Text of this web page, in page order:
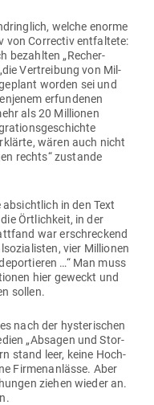
welche enorme
von Cor­rectiv ent­faltete:
bezahlten „Recher­
Ver­treibung von Mil­
worden sei und
erfun­denen
als 20 Mil­lionen
wären auch nicht
rechts“ zustande
in den Text
Ört­lichkeit, in der
war erschre­ckend
vier Mil­lionen
…“ Man muss
hier geweckt und
sollen.
nach der hys­te­ri­schen
„Absagen und Stor­
stand leer, keine Hoch­
Fir­men­an­lässe. Aber
ziehen wieder an.